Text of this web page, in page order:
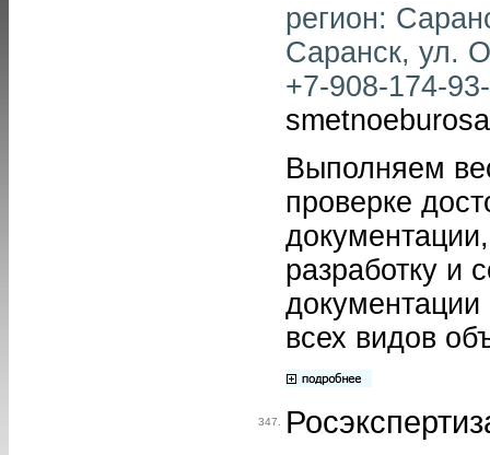
регион:
Саранск, ул.
+7-908-174-
Выполняем
проверке
разработку и
документации
всех видов
347.